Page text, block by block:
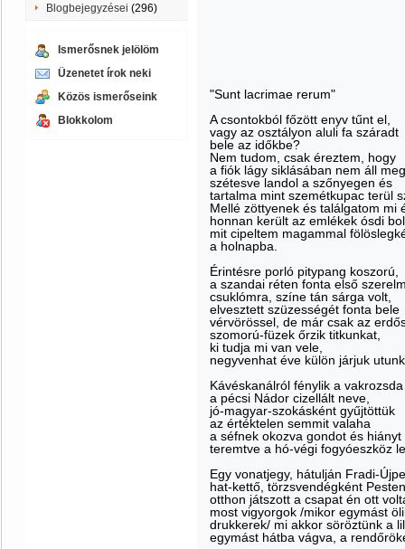
Blogbejegyzései (296)
Ismerősnek jelölöm
Üzenetet írok neki
Közös ismerőseink
Blokkolom
"Sunt lacrimae rerum"
A csontokból főzött enyv tűnt el,
vagy az osztályon aluli fa száradt
bele az időkbe?
Nem tudom, csak éreztem, hogy
a fiók lágy siklásában nem áll
szétesve landol a szőnyegen és
tartalma mint szemétkupac terül
Mellé zöttyenek és találgatom mi
honnan került az emlékek ósdi
mit cipeltem magammal
a holnapba.
Érintésre porló pitypang koszorú,
a szandai réten fonta első
csuklómra, színe tán sárga volt,
elvesztett szüzességét fonta bele
vérvörössel, de már csak az
szomorú-füzek őrzik titkunkat,
ki tudja mi van vele,
negyvenhat éve külön járjuk
Kávéskanálról fénylik a
a pécsi Nádor cizellált neve,
jó-magyar-szokásként gyűjtöttük
az értéktelen semmit valaha
a séfnek okozva gondot és hiányt
teremtve a hó-végi fogyóeszköz
Egy vonatjegy, hátulján Fradi-
hat-kettő, törzsvendégként
otthon játszott a csapat én ott
most vigyorgok /mikor egymást
drukkerek/ mi akkor söröztünk a
egymást hátba vágva, a